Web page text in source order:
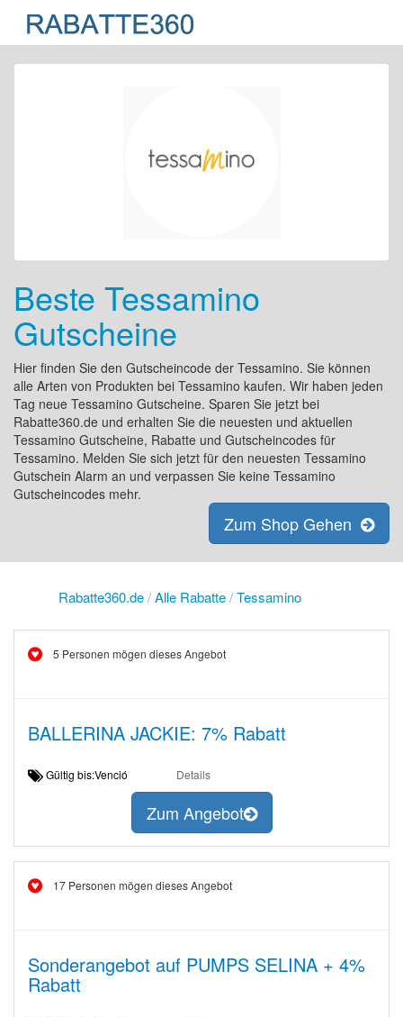
Beste Tessamino
Gutscheine
Hier finden Sie den Gutscheincode der Tessamino. Sie können
alle Arten von Produkten bei Tessamino kaufen. Wir haben jeden
Tag neue Tessamino Gutscheine. Sparen Sie jetzt bei
Rabatte360.de und erhalten Sie die neuesten und aktuellen
Tessamino Gutscheine, Rabatte und Gutscheincodes für
Tessamino. Melden Sie sich jetzt für den neuesten Tessamino
Gutschein Alarm an und verpassen Sie keine Tessamino
Gutscheincodes mehr.
Zum Shop Gehen
Rabatte360.de/Alle Rabatte/Tessamino
5 Personen mögen dieses Angebot
BALLERINA JACKIE: 7% Rabatt
Gültig bis:Venció Details
Zum Angebot
17 Personen mögen dieses Angebot
Sonderangebot auf PUMPS SELINA + 4%
Rabatt